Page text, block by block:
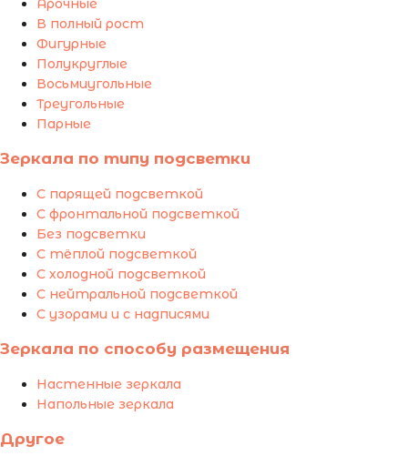
Арочные
В полный рост
Фигурные
Полукруглые
Восьмиугольные
Треугольные
Парные
Зеркала по типу подсветки
С парящей подсветкой
С фронтальной подсветкой
Без подсветки
С тёплой подсветкой
С холодной подсветкой
С нейтральной подсветкой
С узорами и с надписями
Зеркала по способу размещения
Настенные зеркала
Напольные зеркала
Другое